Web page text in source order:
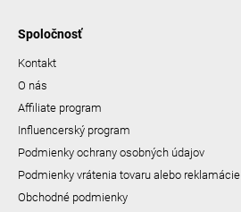
Spoločnosť
Kontakt
O nás
Affiliate program
Influencerský program
Podmienky ochrany osobných údajov
Podmienky vrátenia tovaru alebo reklamácie
Obchodné podmienky